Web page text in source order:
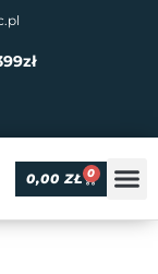
0,00 ZŁ 0